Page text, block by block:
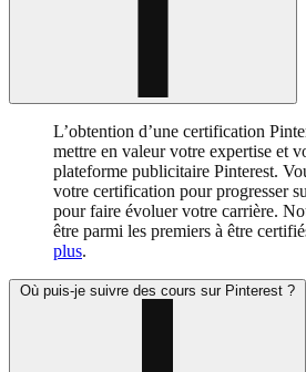
L’obtention d’une certification
mettre en valeur votre expertise et
plateforme publicitaire Pinterest.
votre certification pour progresser
pour faire évoluer votre carrière.
être parmi les premiers à être
plus.